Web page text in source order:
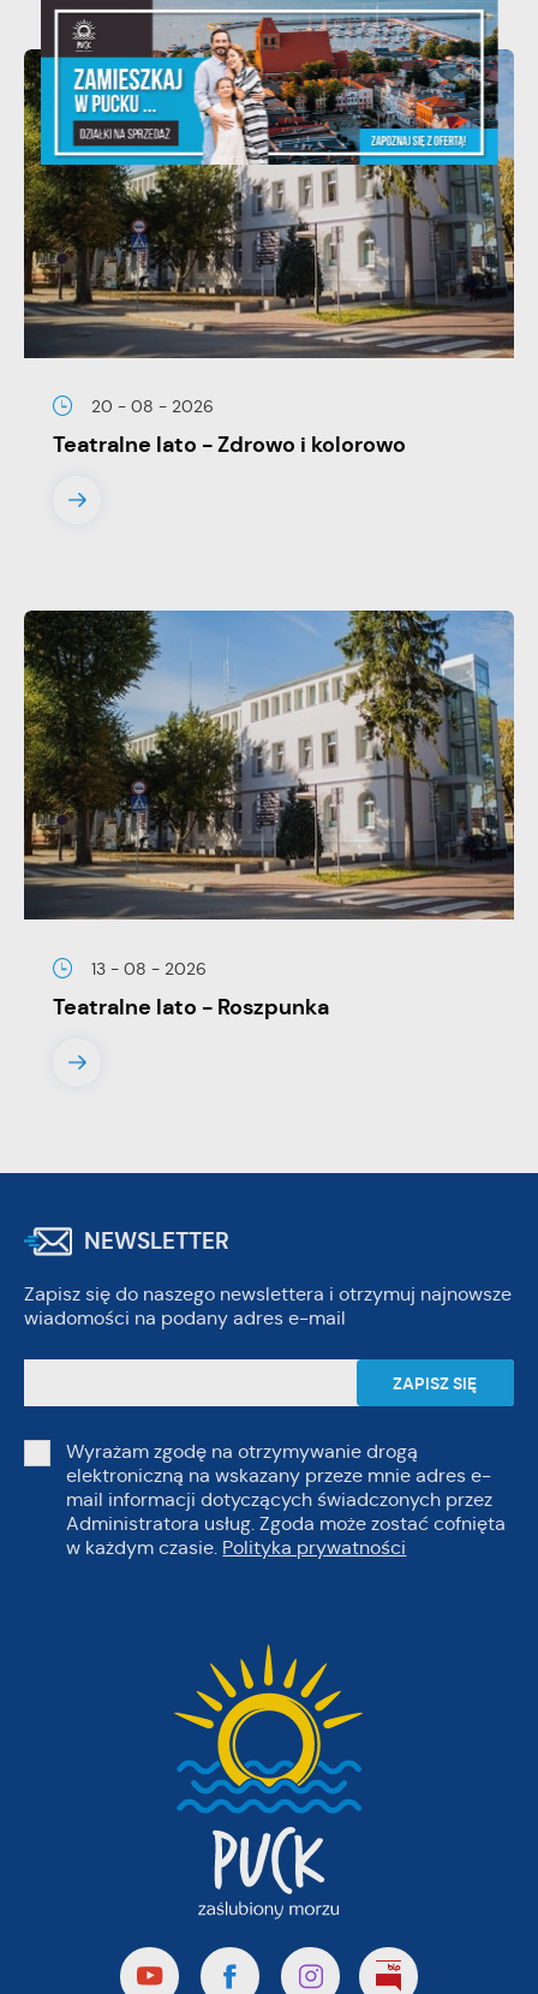
20 - 08 - 2026
Teatralne lato - Zdrowo i kolorowo
13 - 08 - 2026
Teatralne lato - Roszpunka
NEWSLETTER
Zapisz się do naszego newslettera i otrzymuj najnowsze
wiadomości na podany adres e-mail
Wyrażam zgodę na otrzymywanie drogą
elektroniczną na wskazany przeze mnie adres e-
mail informacji dotyczących świadczonych przez
Administratora usług. Zgoda może zostać cofnięta
w każdym czasie. Polityka prywatności